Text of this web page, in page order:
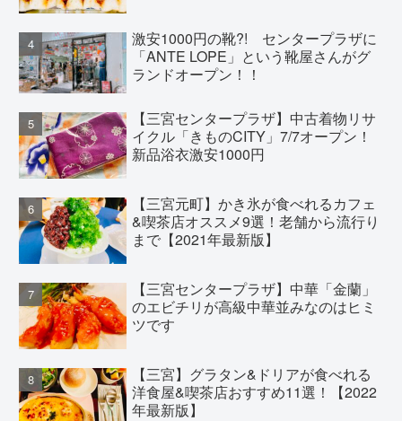
激安1000円の靴?! センタープラザに
「ANTE LOPE」という靴屋さんがグ
ランドオープン！！
【三宮センタープラザ】中古着物リサ
イクル「きものCITY」7/7オープン！
新品浴衣激安1000円
【三宮元町】かき氷が食べれるカフェ
&喫茶店オススメ9選！老舗から流行り
まで【2021年最新版】
【三宮センタープラザ】中華「金蘭」
のエビチリが高級中華並みなのはヒミ
ツです
【三宮】グラタン&ドリアが食べれる
洋食屋&喫茶店おすすめ11選！【2022
年最新版】